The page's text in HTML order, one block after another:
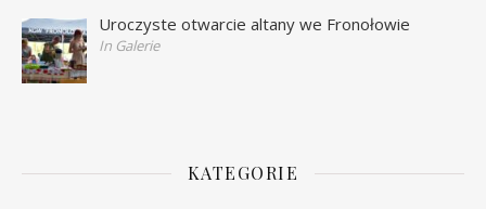
Uroczyste otwarcie altany we Fronołowie
In Galerie
KATEGORIE